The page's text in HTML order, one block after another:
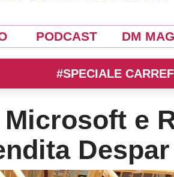
PODCAST DM
#SPECIALE
Microsoft e